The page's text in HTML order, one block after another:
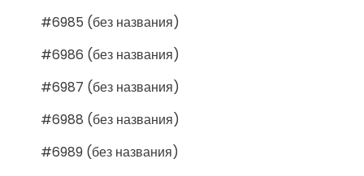
#6985 (без названия)
#6986 (без названия)
#6987 (без названия)
#6988 (без названия)
#6989 (без названия)